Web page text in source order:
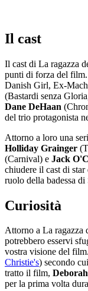
Il cast
Il cast di La ragazza
punti di forza del
Danish Girl, Ex-
(Bastardi senza
Dane DeHaan
del trio protagonista
Attorno a loro una
Holliday Grainger
(Carnival) e Jack
chiudere il cast di star
ruolo della badessa di
Curiosità
Attorno a La ragazza
potrebbero esservi
vostra visione del
Christie's) secondo
tratto il film,
per la prima volta